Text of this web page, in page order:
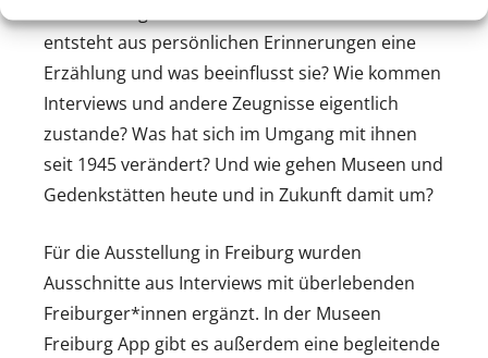
entsteht aus persönlichen Erinnerungen eine
Erzählung und was beeinflusst sie? Wie kommen
Interviews und andere Zeugnisse eigentlich
zustande? Was hat sich im Umgang mit ihnen
seit 1945 verändert? Und wie gehen Museen und
Gedenkstätten heute und in Zukunft damit um?
Für die Ausstellung in Freiburg wurden
Ausschnitte aus Interviews mit überlebenden
Freiburger*innen ergänzt. In der Museen
Freiburg App gibt es außerdem eine begleitende